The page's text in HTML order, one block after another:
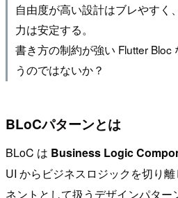
自由度が高い設計はブレやすく
力は安定する。
書き方の制約が強い Flutter Bloc
うのではないか？
BLoCパターンとは
BLoC は Business Logic
UI からビジネスロジックを切り
ネントとして扱うデザインパター